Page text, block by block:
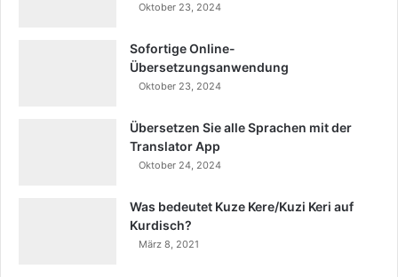
Oktober 23, 2024
Sofortige Online-
Übersetzungsanwendung
Oktober 23, 2024
Übersetzen Sie alle Sprachen mit der
Translator App
Oktober 24, 2024
Was bedeutet Kuze Kere/Kuzi Keri auf
Kurdisch?
März 8, 2021